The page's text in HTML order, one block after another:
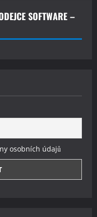
SOFTWARE –
osobních údajů